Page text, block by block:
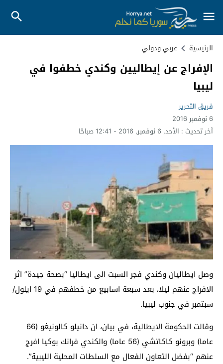
الرئيسية عربي ودولي
الإفراج عن إيطاليين وكندي خطفوا في
ليبيا
فريق التحرير
6 نوفمبر 2016
آخر تحديث : الأحد, 6 نوفمبر, 2016 - 12:41 صباحًا
وصل ايطاليان وكندي فجر السبت الى ايطاليا “بصحة جيدة” اثر
الافراج عنهم ليلا، بعد سبعة اسابيع من خطفهم في 19 ايلول/
سبتمبر في جنوب ليبيا.
وقالت الحكومة الايطالية، في بيان، ان دانيلو كالونيغو (66
عاما) وبرونو كاكاتشي (56 عاما) والكندي فرانك بوكيا افرج
عنهم “بفضل التعاون الفعال مع السلطات المحلية الليبية”.